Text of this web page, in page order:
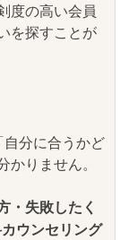
度の高い会員
を探すことが
分に合うかど
りません。
・失敗したく
ウンセリング